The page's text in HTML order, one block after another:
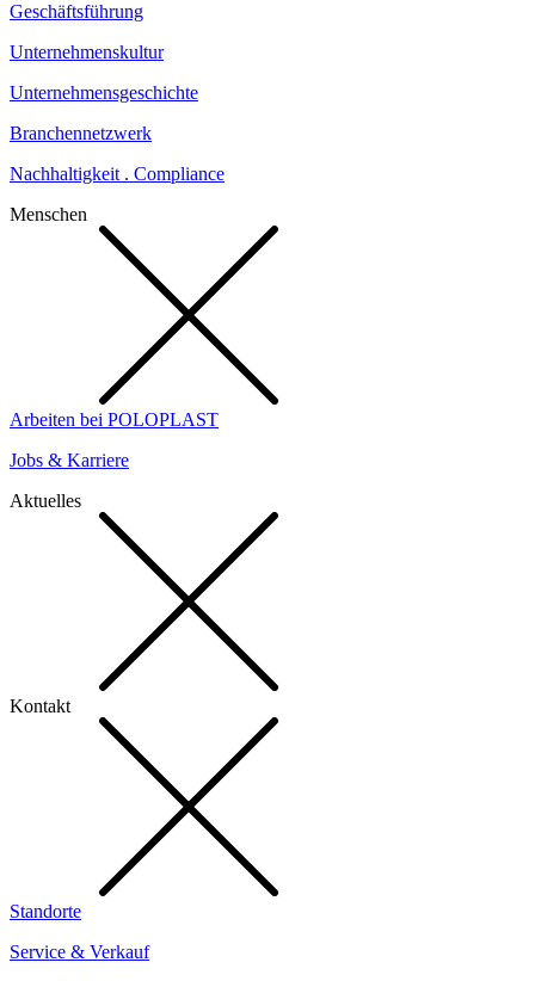
Geschäftsführung
Unternehmenskultur
Unternehmensgeschichte
Branchennetzwerk
Nachhaltigkeit . Compliance
Menschen
Arbeiten bei POLOPLAST
Jobs & Karriere
Aktuelles
Kontakt
Standorte
Service & Verkauf